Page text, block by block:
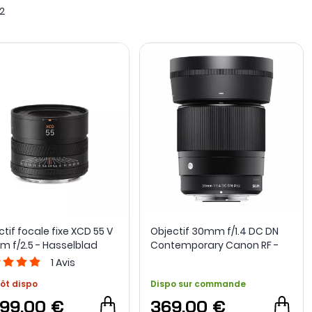
T.
et Ronin 4D, ainsi que des focales Laowa et Samyang
conserve un angle de vue autour duquel se construit
focale fixe XCD 55 V
f/2.5 - Hasselblad
1 Avis
dispo
€
Objectif 30mm f/1.4 DC DN
Contemporary Canon RF -
Dispo sur commande
369,00 €